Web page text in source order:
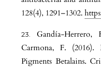
128(4), 1291–1302.
Gandía-
Carmona, F.
Pigments Betalains.